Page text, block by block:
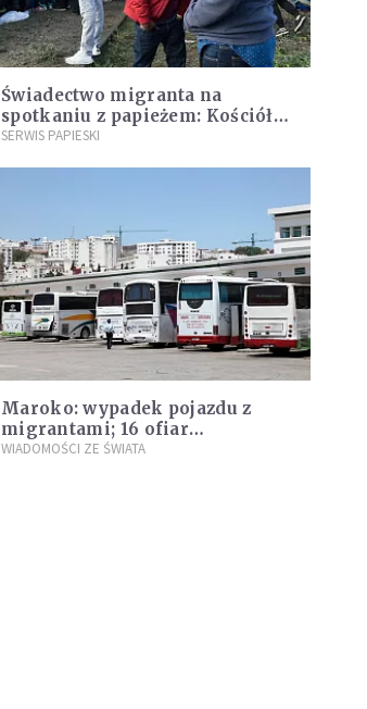
Świadectwo migranta na
spotkaniu z papieżem: Kościół
mnie przyjął i troszczy się o
SERWIS PAPIESKI
Maroko: wypadek pojazdu z
migrantami; 16 ofiar
śmiertelnych
WIADOMOŚCI ZE ŚWIATA